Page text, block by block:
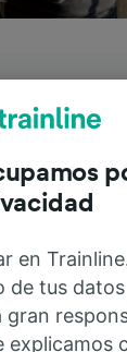
de
en
de tus datos
gran
explicamos